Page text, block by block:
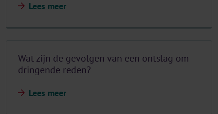
Lees meer
Wat zijn de gevolgen van een ontslag om
dringende reden?
Lees meer